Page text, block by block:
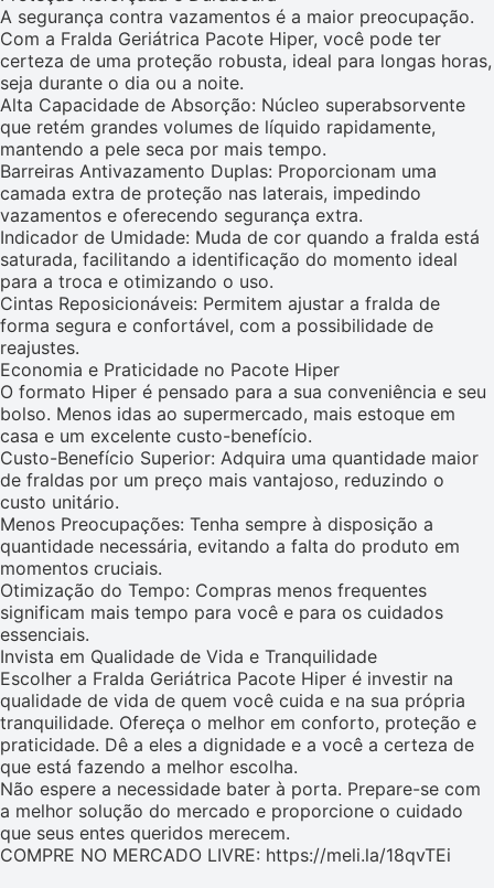
A segurança contra vazamentos é a maior preocupação.
Com a Fralda Geriátrica Pacote Hiper, você pode ter
certeza de uma proteção robusta, ideal para longas horas,
seja durante o dia ou a noite.
Alta Capacidade de Absorção: Núcleo superabsorvente
que retém grandes volumes de líquido rapidamente,
mantendo a pele seca por mais tempo.
Barreiras Antivazamento Duplas: Proporcionam uma
camada extra de proteção nas laterais, impedindo
vazamentos e oferecendo segurança extra.
Indicador de Umidade: Muda de cor quando a fralda está
saturada, facilitando a identificação do momento ideal
para a troca e otimizando o uso.
Cintas Reposicionáveis: Permitem ajustar a fralda de
forma segura e confortável, com a possibilidade de
reajustes.
Economia e Praticidade no Pacote Hiper
O formato Hiper é pensado para a sua conveniência e seu
bolso. Menos idas ao supermercado, mais estoque em
casa e um excelente custo-benefício.
Custo-Benefício Superior: Adquira uma quantidade maior
de fraldas por um preço mais vantajoso, reduzindo o
custo unitário.
Menos Preocupações: Tenha sempre à disposição a
quantidade necessária, evitando a falta do produto em
momentos cruciais.
Otimização do Tempo: Compras menos frequentes
significam mais tempo para você e para os cuidados
essenciais.
Invista em Qualidade de Vida e Tranquilidade
Escolher a Fralda Geriátrica Pacote Hiper é investir na
qualidade de vida de quem você cuida e na sua própria
tranquilidade. Ofereça o melhor em conforto, proteção e
praticidade. Dê a eles a dignidade e a você a certeza de
que está fazendo a melhor escolha.
Não espere a necessidade bater à porta. Prepare-se com
a melhor solução do mercado e proporcione o cuidado
que seus entes queridos merecem.
COMPRE NO MERCADO LIVRE: https://meli.la/18qvTEi